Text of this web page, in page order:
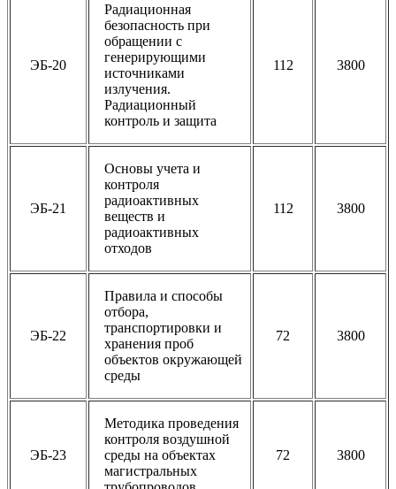
ЭБ-20
Радиационная
безопасность при
обращении с
генерирующими
источниками
излучения.
Радиационный
контроль и защита
112 3800
ЭБ-21
Основы учета и
контроля
радиоактивных
веществ и
радиоактивных
отходов
112 3800
ЭБ-22
Правила и способы
отбора,
транспортировки и
хранения проб
объектов окружающей
среды
72 3800
ЭБ-23
Методика проведения
контроля воздушной
среды на объектах
магистральных
72 3800